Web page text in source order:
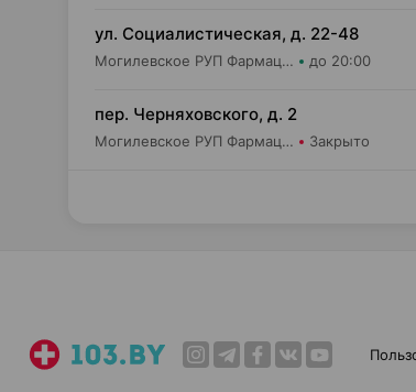
ул. Социалистическая, д. 22-48
Могилевское РУП Фармация Аптека №80 до 20:00
пер. Черняховского, д. 2
Могилевское РУП Фармация Аптека №136 Закрыто